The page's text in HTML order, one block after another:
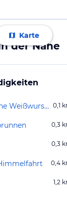
Karte
der Nähe
Denkmal Bayerische Weißwurstkönigin 0,1
0,3
0,3
0,4
1,2